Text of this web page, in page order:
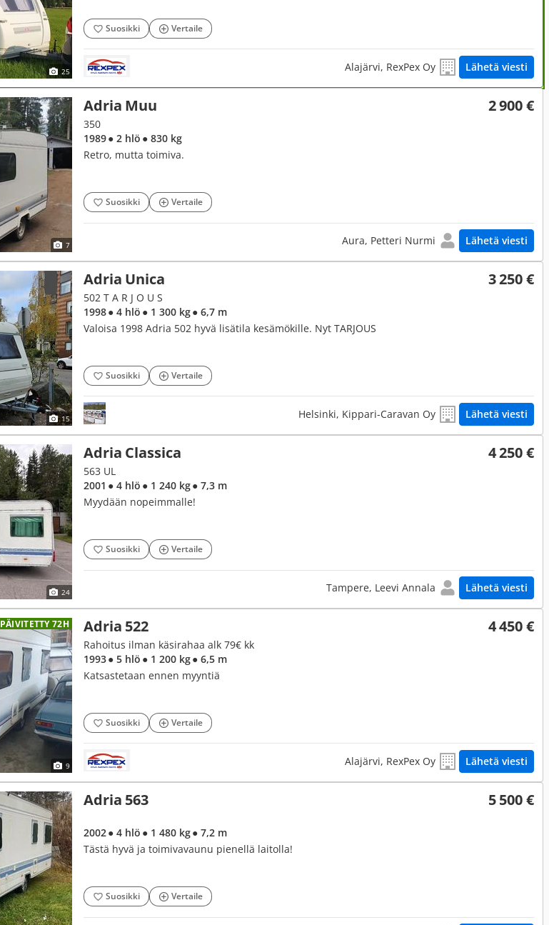
25
Suosikki Vertaile
Alajärvi, RexPex Oy Lähetä viesti
7
Adria Muu 2 900 €
350
1989● 2 hlö ● 830 kg
Retro, mutta toimiva.
Suosikki Vertaile
Aura, Petteri Nurmi Lähetä viesti
15
Adria Unica 3 250 €
502 T A R J O U S
1998● 4 hlö ● 1 300 kg● 6,7 m
Valoisa 1998 Adria 502 hyvä lisätila kesämökille. Nyt TARJOUS
Suosikki Vertaile
Helsinki, Kippari-Caravan Oy Lähetä viesti
24
Adria Classica 4 250 €
563 UL
2001 ● 4 hlö ● 1 240 kg● 7,3 m
Myydään nopeimmalle!
Suosikki Vertaile
Tampere, Leevi Annala Lähetä viesti
PÄIVITETTY 72H
9
Adria 522 4 450 €
Rahoitus ilman käsirahaa alk 79€ kk
1993● 5 hlö ● 1 200 kg● 6,5 m
Katsastetaan ennen myyntiä
Suosikki Vertaile
Alajärvi, RexPex Oy Lähetä viesti
Adria 563 5 500 €
2002● 4 hlö ● 1 480 kg● 7,2 m
Tästä hyvä ja toimivavaunu pienellä laitolla!
Suosikki Vertaile